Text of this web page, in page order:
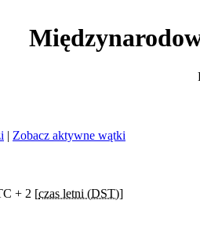
| Zobacz aktywne wątki
+ 2 [czas letni (DST)]